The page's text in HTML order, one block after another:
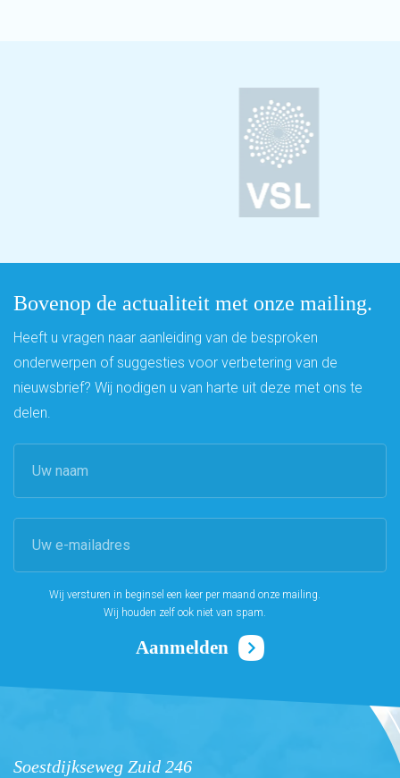
Bovenop de actualiteit met onze mailing.
Heeft u vragen naar aanleiding van de besproken
onderwerpen of suggesties voor verbetering van de
nieuwsbrief? Wij nodigen u van harte uit deze met ons te
delen.
Wij versturen in beginsel een keer per maand onze mailing.
Wij houden zelf ook niet van spam.
Soestdijkseweg Zuid 246